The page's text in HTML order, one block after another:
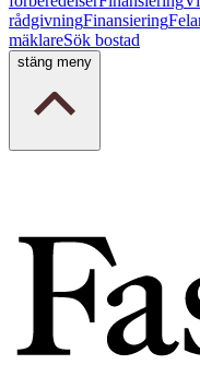
rådgivningFinansiering
mäklareSök bostad
stäng meny